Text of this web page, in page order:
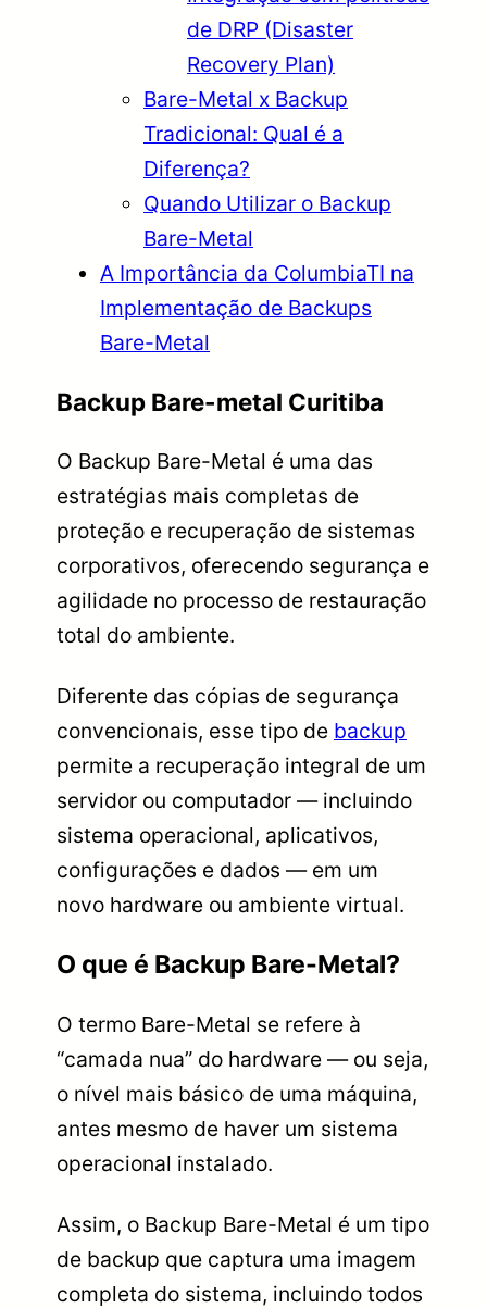
de DRP (Disaster
Recovery Plan)
Bare-Metal x Backup
Tradicional: Qual é a
Diferença?
Quando Utilizar o Backup
Bare-Metal
A Importância da ColumbiaTI na
Implementação de Backups
Bare-Metal
Backup Bare-metal Curitiba
O Backup Bare-Metal é uma das
estratégias mais completas de
proteção e recuperação de sistemas
corporativos, oferecendo segurança e
agilidade no processo de restauração
total do ambiente.
Diferente das cópias de segurança
convencionais, esse tipo de backup
permite a recuperação integral de um
servidor ou computador — incluindo
sistema operacional, aplicativos,
configurações e dados — em um
novo hardware ou ambiente virtual.
O que é Backup Bare-Metal?
O termo Bare-Metal se refere à
“camada nua” do hardware — ou seja,
o nível mais básico de uma máquina,
antes mesmo de haver um sistema
operacional instalado.
Assim, o Backup Bare-Metal é um tipo
de backup que captura uma imagem
completa do sistema, incluindo todos